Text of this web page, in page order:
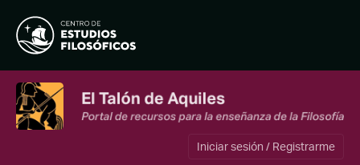
Iniciar sesión / Registrarme